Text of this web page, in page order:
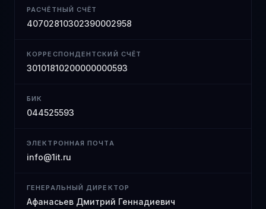
РАСЧЁТНЫЙ СЧЁТ
40702810302390002958
КОРРЕСПОНДЕНТСКИЙ СЧЁТ
30101810200000000593
БИК
044525593
ЭЛЕКТРОННАЯ ПОЧТА
info@1it.ru
ГЕНЕРАЛЬНЫЙ ДИРЕКТОР
Афанасьев Дмитрий Геннадиевич